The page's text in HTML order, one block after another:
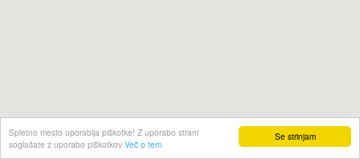
Se strinjam
Spletno mesto uporablja piškotke! Z uporabo strani
soglašate z uporabo piškotkov Več o tem